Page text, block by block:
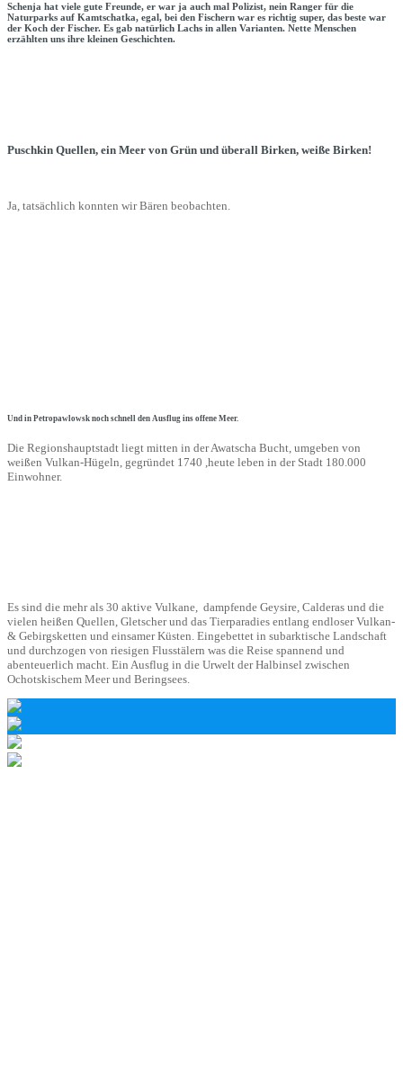
Schenja hat viele gute Freunde, er war ja auch mal Polizist, nein Ranger für die
Naturparks auf Kamtschatka, egal, bei den Fischern war es richtig super, das beste war
der Koch der Fischer. Es gab natürlich Lachs in allen Varianten. Nette Menschen
erzählten uns ihre kleinen Geschichten.
Puschkin Quellen, ein Meer von Grün und überall Birken, weiße Birken!
Ja, tatsächlich konnten wir Bären beobachten.
Und in Petropawlowsk noch schnell den Ausflug ins offene Meer.
Die Regionshauptstadt liegt mitten in der Awatscha Bucht, umgeben von
weißen Vulkan-Hügeln, gegründet 1740 ,heute leben in der Stadt 180.000
Einwohner.
Es sind die mehr als 30 aktive Vulkane, dampfende Geysire, Calderas und die
vielen heißen Quellen, Gletscher und das Tierparadies entlang endloser Vulkan-
& Gebirgsketten und einsamer Küsten. Eingebettet in subarktische Landschaft
und durchzogen von riesigen Flusstälern was die Reise spannend und
abenteuerlich macht. Ein Ausflug in die Urwelt der Halbinsel zwischen
Ochotskischem Meer und Beringsees.